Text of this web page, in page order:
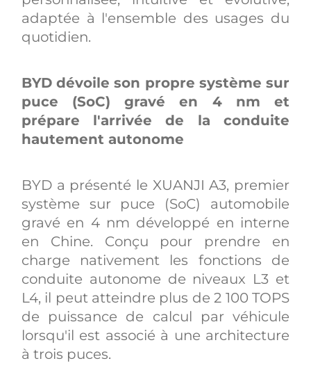
adaptée à l'ensemble des usages du
quotidien.
BYD dévoile son propre système sur
puce (SoC) gravé en 4 nm et
prépare l'arrivée de la conduite
hautement autonome
BYD a présenté le XUANJI A3, premier
système sur puce (SoC) automobile
gravé en 4 nm développé en interne
en Chine. Conçu pour prendre en
charge nativement les fonctions de
conduite autonome de niveaux L3 et
L4, il peut atteindre plus de 2 100 TOPS
de puissance de calcul par véhicule
lorsqu'il est associé à une architecture
à trois puces.